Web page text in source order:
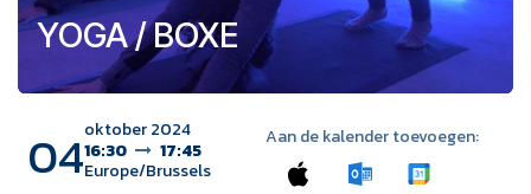
YOGA / BOXE
04oktober 2024
16:30
17:45
Europe/Brussels
Aan de kalender toevoegen: